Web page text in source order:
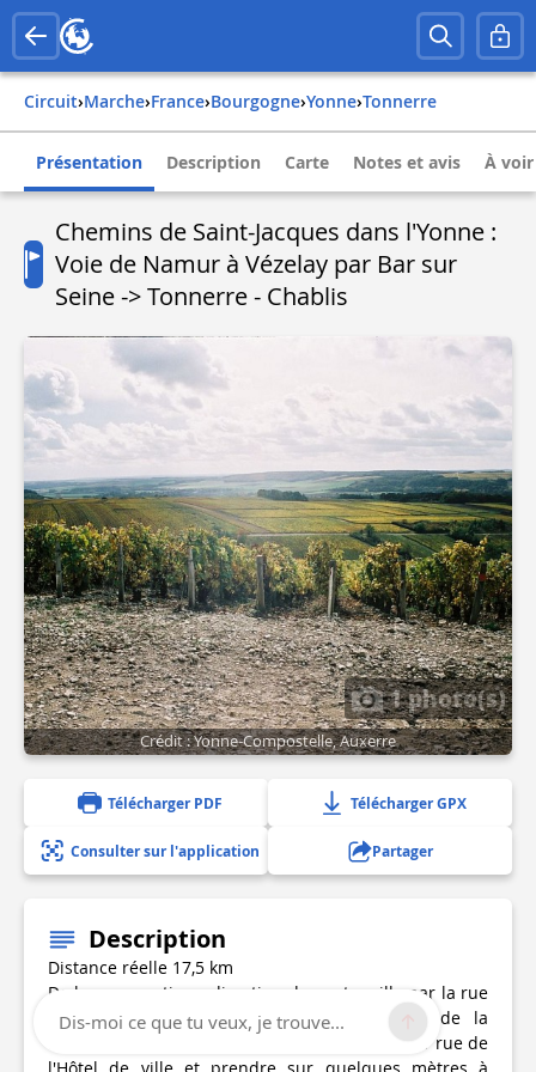
Circuit› Marche› france› bourgogne› yonne› tonnerre
Présentation Description Carte Notes et avis À
Chemins de Saint-Jacques dans l'Yonne :
Voie de Namur à Vézelay par Bar sur
Seine -> Tonnerre - Chablis
1 photo(s)
Crédit : Yonne-Compostelle, Auxerre
Télécharger PDF Télécharger GPX
Consulter sur l'application Partager
Description
Distance réelle 17,5 km
De la gare partir en direction du centre ville par la rue
de la Gare, puis, tout droit, par l'avenue de la
République et la rue Edmond Jacob. Déboucher rue de
Dis-moi ce que tu veux, je trouve...